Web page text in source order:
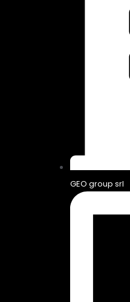
GEO group srl